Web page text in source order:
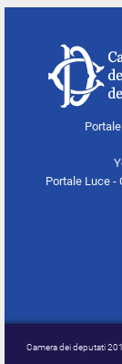
Portale Luce -
Camera dei deputati